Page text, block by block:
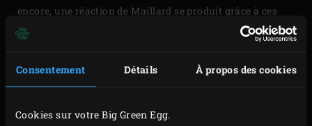
Consentement Détails À propos des cookies
Cookies sur votre Big Green Egg.
encore, une réaction de Maillard se produit grâce à ces
accessoires en fonte, mais elle est moins marquée
comparable à la cuisson d’un steak dans une poêle, sur la
cuisinière, mais avec les